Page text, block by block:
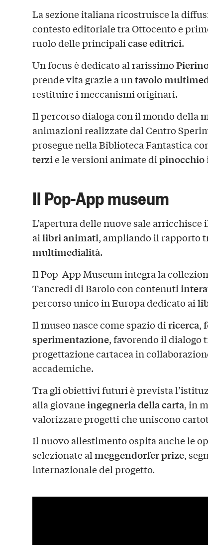
La sezione italiana ricostruisce la
contesto editoriale tra Ottocento e
ruolo delle principalicase editrici.
Un focus è dedicato al rarissimo
prende vita grazie a untavolo
restituire i meccanismi originari.
Il percorso dialoga con il mondo della
animazioni realizzate dal Centro
prosegue nella Biblioteca Fantastica
terzie le versioni animate dipinocchio
Il Pop-App museum
L’apertura delle nuove sale
ailibri animati, ampliando il rapporto
multimedialità.
Il Pop-App Museum integra la
Tancredi di Barolo con contenuti
percorso unico in Europa dedicato ai
Il museo nasce come spazio diricerca,
sperimentazione, favorendo il dialogo
progettazione cartacea in
accademiche.
Tra gli obiettivi futuri è prevista
alla giovaneingegneria della carta, in
valorizzare progetti che uniscono
Il nuovo allestimento ospita anche le
selezionate almeggendorfer prize,
internazionale del progetto.